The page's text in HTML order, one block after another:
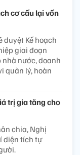
cơ cấu lại vốn
duyệt Kế hoạch
giai đoạn
nước, doanh
quản lý, hoàn
trị gia tăng cho
chia, Nghị
diện tích tự